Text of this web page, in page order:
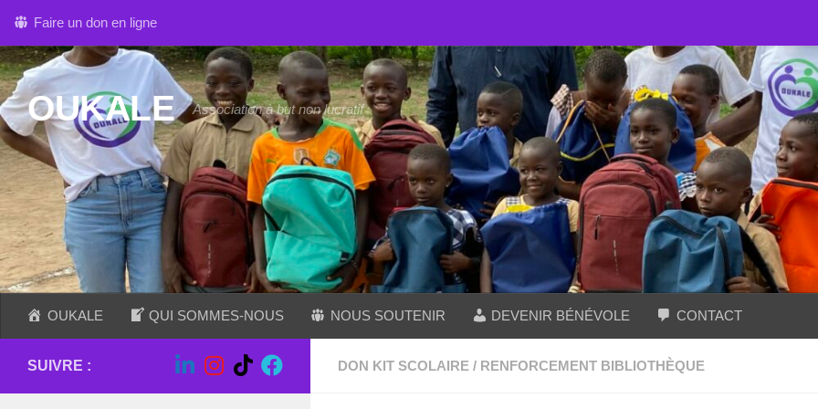
Skip to content
Faire un don en ligne
OUKALE Association à but non lucratif
OUKALE QUI SOMMES-NOUS NOUS SOUTENIR DEVENIR BÉNÉVOLE CONTACT
DON KIT SCOLAIRE / RENFORCEMENT BIBLIOTHÈQUE
SUIVRE :